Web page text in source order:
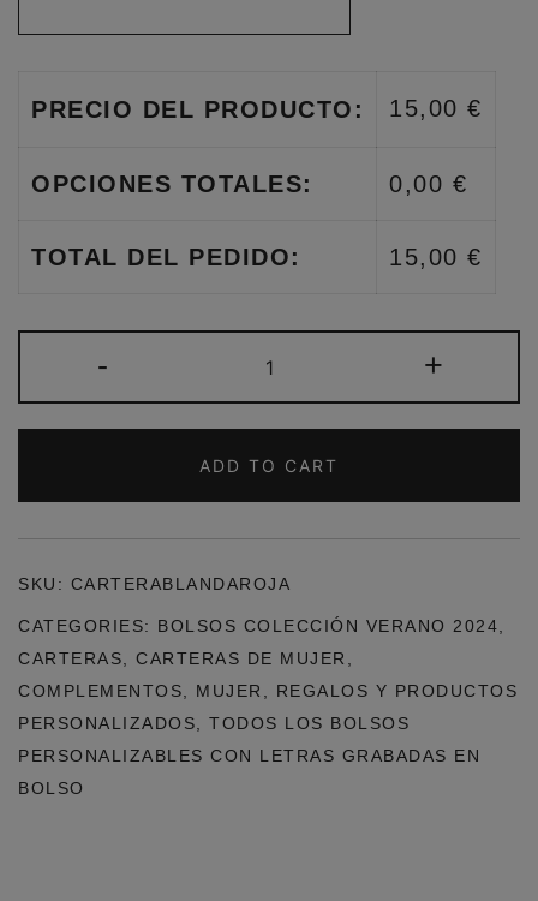
PRECIO DEL PRODUCTO: 15,00 €
OPCIONES TOTALES: 0,00 €
TOTAL DEL PEDIDO: 15,00 €
-
BLANDA
LAZO
ROJA
QUANTITY
+
ADD TO CART
SKU: CARTERABLANDAROJA
CATEGORIES: BOLSOS COLECCIÓN VERANO 2024
CARTERAS
CARTERAS DE MUJER
COMPLEMENTOS
MUJER
REGALOS Y PRODUCTOS
PERSONALIZADOS
TODOS LOS BOLSOS
PERSONALIZABLES CON LETRAS GRABADAS EN
BOLSO